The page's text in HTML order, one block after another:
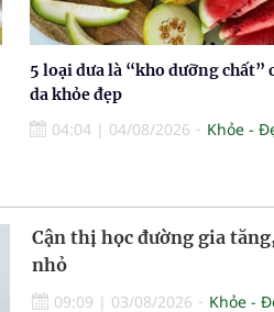
5 loại dưa là “kho dưỡng chất”
da khỏe đẹp
04:04 | 04/08/2026 Khỏe -
Cận thị học đường gia
nhỏ
09:09 | 03/08/2026
Khỏe -